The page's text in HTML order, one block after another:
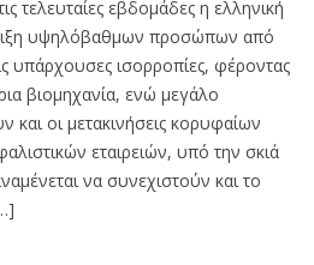
τελευταίες εβδομάδες η ελληνική
υψηλόβαθμων προσώπων από
υπάρχουσες ισορροπίες, φέροντας
βιομηχανία, ενώ μεγάλο
και οι μετακινήσεις κορυφαίων
εταιρειών, υπό την σκιά
να συνεχιστούν και το